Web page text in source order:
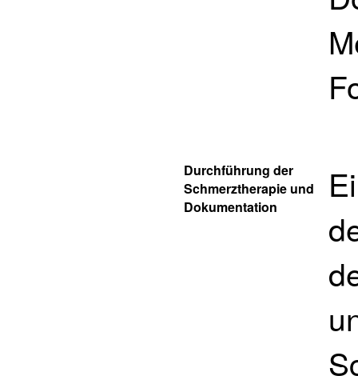
Durchführung der
Schmerztherapie und
Dokumentation